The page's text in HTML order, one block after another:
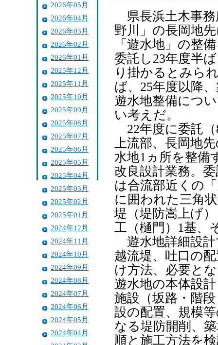
2026年05月
2026年04月
2026年03月
2026年02月
2026年01月
2025年12月
2025年11月
2025年10月
2025年09月
2025年08月
2025年07月
2025年06月
2025年05月
2025年04月
2025年03月
2025年02月
2025年01月
2024年12月
2024年11月
2024年10月
2024年09月
2024年08月
2024年07月
2024年06月
2024年05月
2024年04月
県長浜土木事務
野川」の長岡地
「遊水地」の整
委託し23年度半
り掛かるとみら
ば、25年度以降
遊水地整備につ
い考えだ。
22年度に委託（
上流部、長岡地
水地1ヵ所を整備
改良設計業務。
は合流部近くの
に囲われた三角
堤（堤防嵩上げ
工（樋門）1基、
遊水地詳細設計
越流堤、吐口の
け方法、必要と
遊水地の本体設
施設（坂路・階
設の配置、規模
なる堤防開削、
順と施工方法を